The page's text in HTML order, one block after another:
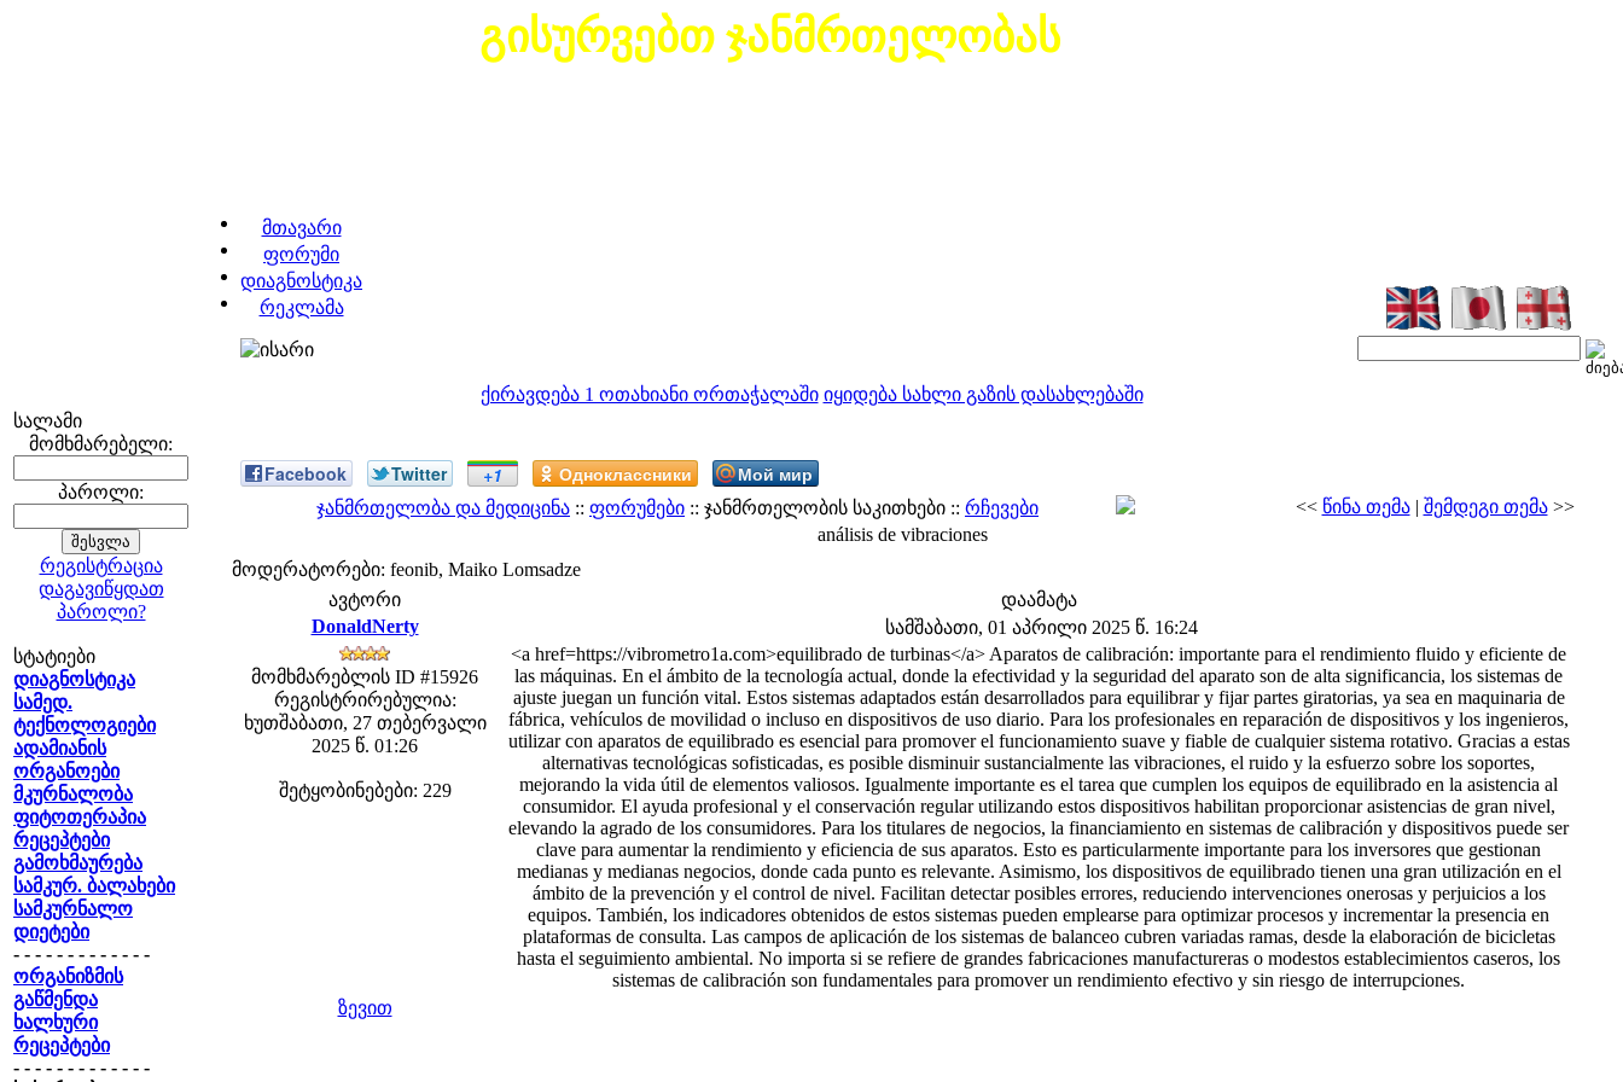
გისურვებთ ჯანმრთელობას
მთავარი
ფორუმი
დიაგნოსტიკა
რეკლამა
ქირავდება 1 ოთახიანი ორთაჭალაში იყიდება სახლი გაზის დასახლებაში
სალამი
მომხმარებელი:
პაროლი:
რეგისტრაცია
დაგავიწყდათ
პაროლი?
სტატიები
დიაგნოსტიკა
სამედ.
ტექნოლოგიები
ადამიანის
ორგანოები
მკურნალობა
ფიტოთერაპია
რეცეპტები
გამოხმაურება
სამკურ. ბალახები
სამკურნალო
დიეტები
- - - - - - - - - - - - -
ორგანიზმის
გაწმენდა
ხალხური
რეცეპტები
- - - - - - - - - - - - -
Facebook Twitter +1 Одноклассники Мой мир
ჯანმრთელობა და მედიცინა :: ფორუმები :: ჯანმრთელობის საკითხები :: რჩევები << წინა თემა| შემდეგი თემა>>
análisis de vibraciones
მოდერატორები: feonib, Maiko Lomsadze
ავტორი
დაამატა
DonaldNerty
სამშაბათი, 01 აპრილი 2025 წ. 16:24
მომხმარებლის ID #15926
რეგისტრირებულია:
ხუთშაბათი, 27 თებერვალი
2025 წ. 01:26
შეტყობინებები: 229
<a href=https://vibrometro1a.com>equilibrado de turbinas</a> Aparatos de calibración: importante para el rendimiento fluido y eficiente de
las máquinas. En el ámbito de la tecnología actual, donde la efectividad y la seguridad del aparato son de alta significancia, los sistemas de
ajuste juegan un función vital. Estos sistemas adaptados están desarrollados para equilibrar y fijar partes giratorias, ya sea en maquinaria de
fábrica, vehículos de movilidad o incluso en dispositivos de uso diario. Para los profesionales en reparación de dispositivos y los ingenieros,
utilizar con aparatos de equilibrado es esencial para promover el funcionamiento suave y fiable de cualquier sistema rotativo. Gracias a estas
alternativas tecnológicas sofisticadas, es posible disminuir sustancialmente las vibraciones, el ruido y la esfuerzo sobre los soportes,
mejorando la vida útil de elementos valiosos. Igualmente importante es el tarea que cumplen los equipos de equilibrado en la asistencia al
consumidor. El ayuda profesional y el conservación regular utilizando estos dispositivos habilitan proporcionar asistencias de gran nivel,
elevando la agrado de los consumidores. Para los titulares de negocios, la financiamiento en sistemas de calibración y dispositivos puede ser
clave para aumentar la rendimiento y eficiencia de sus aparatos. Esto es particularmente importante para los inversores que gestionan
medianas y medianas negocios, donde cada punto es relevante. Asimismo, los dispositivos de equilibrado tienen una gran utilización en el
ámbito de la prevención y el control de nivel. Facilitan detectar posibles errores, reduciendo intervenciones onerosas y perjuicios a los
equipos. También, los indicadores obtenidos de estos sistemas pueden emplearse para optimizar procesos y incrementar la presencia en
plataformas de consulta. Las campos de aplicación de los sistemas de balanceo cubren variadas ramas, desde la elaboración de bicicletas
hasta el seguimiento ambiental. No importa si se refiere de grandes fabricaciones manufactureras o modestos establecimientos caseros, los
sistemas de calibración son fundamentales para promover un rendimiento efectivo y sin riesgo de interrupciones.
ზევით